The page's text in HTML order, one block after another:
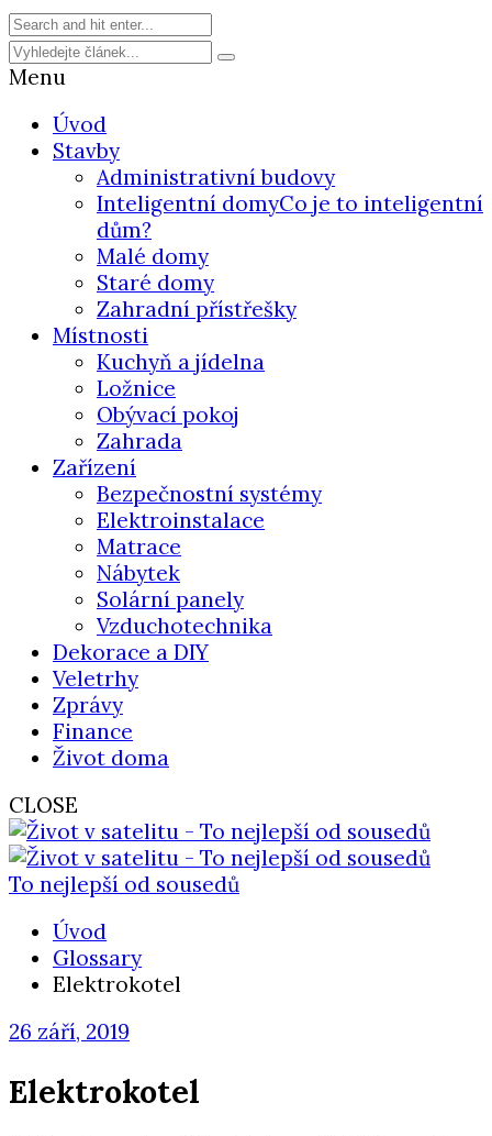
Menu
Úvod
Stavby
Administrativní budovy
Inteligentní domyCo je to inteligentní
dům?
Malé domy
Staré domy
Zahradní přístřešky
Místnosti
Kuchyň a jídelna
Ložnice
Obývací pokoj
Zahrada
Zařízení
Bezpečnostní systémy
Elektroinstalace
Matrace
Nábytek
Solární panely
Vzduchotechnika
Dekorace a DIY
Veletrhy
Zprávy
Finance
Život doma
CLOSE
To nejlepší od sousedů
Úvod
Glossary
Elektrokotel
26 září, 2019
Elektrokotel